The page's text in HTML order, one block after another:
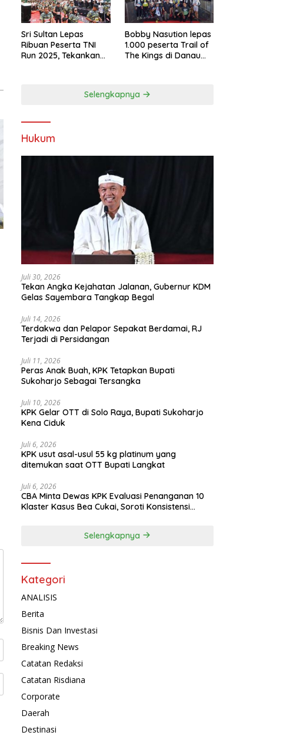
Sri Sultan Lepas
Ribuan Peserta TNI
Run 2025, Tekankan
Bobby Nasution lepas
1.000 peserta Trail of
The Kings di Danau
Selengkapnya
Hukum
Juli 30, 2026
Tekan Angka Kejahatan Jalanan, Gubernur KDM
Gelas Sayembara Tangkap Begal
Juli 14, 2026
Terdakwa dan Pelapor Sepakat Berdamai, RJ
Terjadi di Persidangan
Juli 11, 2026
Peras Anak Buah, KPK Tetapkan Bupati
Sukoharjo Sebagai Tersangka
Juli 10, 2026
KPK Gelar OTT di Solo Raya, Bupati Sukoharjo
Kena Ciduk
Juli 6, 2026
KPK usut asal-usul 55 kg platinum yang
ditemukan saat OTT Bupati Langkat
Juli 6, 2026
CBA Minta Dewas KPK Evaluasi Penanganan 10
Klaster Kasus Bea Cukai, Soroti Konsistensi
Selengkapnya
Kategori
ANALISIS
Berita
Bisnis Dan Investasi
Breaking News
Catatan Redaksi
Catatan Risdiana
Corporate
Daerah
Destinasi